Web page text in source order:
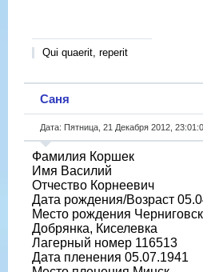
Qui quaerit, reperit
Саня
Дата: Пятница, 21 Декабря 2012,
Фамилия Коршек
Имя Василий
Отчество Корнеевич
Дата рождения/Возраст
Место рождения
Добрянка, Киселевка
Лагерный номер 116513
Дата пленения 05.07.1941